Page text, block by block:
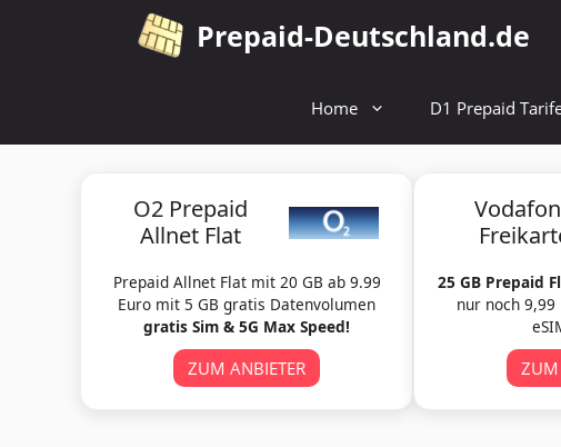
Prepaid-Deutschland.de
Home D1 Prepaid
O2 Prepaid
Allnet Flat
Prepaid Allnet Flat mit 20 GB ab 9.99
Euro mit 5 GB gratis Datenvolumen
gratis Sim & 5G Max Speed!
ZUM ANBIETER
25 GB Prepaid
nur noch
ZUM